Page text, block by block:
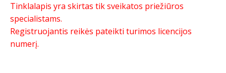
Tinklalapis yra skirtas tik sveikatos priežiūros
specialistams.
Registruojantis reikės pateikti turimos licencijos
numerį.